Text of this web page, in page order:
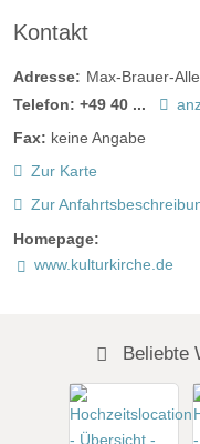
Kontakt
Adresse: Max-Brauer-
Telefon: +49 40 ...
Fax: keine Angabe
Zur Karte
Zur
Homepage:
www.kulturkirche.de
Beliebte